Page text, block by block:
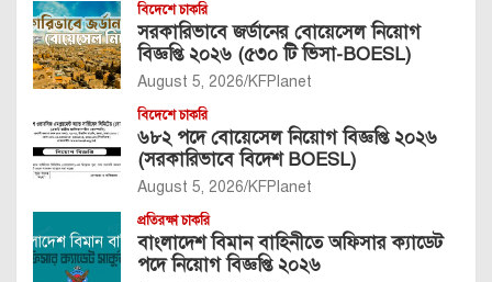
বিদেশে চাকরি
সরকারিভাবে জর্ডানের বোয়েসেল নিয়োগ
বিজ্ঞপ্তি ২০২৬ (৫৩০ টি ভিসা-BOESL)
August 5, 2026 KFPlanet
বিদেশে চাকরি
৬৮২ পদে বোয়েসেল নিয়োগ বিজ্ঞপ্তি ২০২৬
(সরকারিভাবে বিদেশ BOESL)
August 5, 2026 KFPlanet
প্রতিরক্ষা চাকরি
বাংলাদেশ বিমান বাহিনীতে অফিসার ক্যাডেট
পদে নিয়োগ বিজ্ঞপ্তি ২০২৬